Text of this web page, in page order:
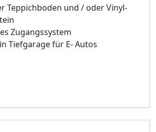
Teppichboden und / oder Vinyl-
Zugangssystem
Tiefgarage für E- Autos